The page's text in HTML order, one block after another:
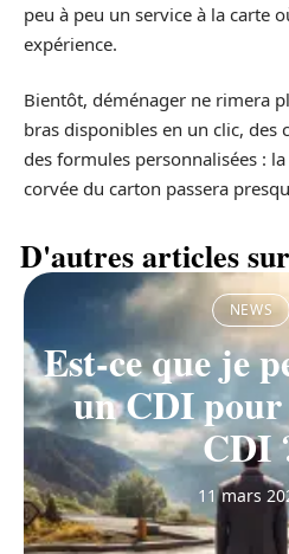
peu à peu un service à la carte
expérience.
Bientôt, déménager ne rimera
bras disponibles en un clic, des
des formules personnalisées :
corvée du carton passera
D'autres articles
NEWS
Est-ce que je
un CDI
CDI
11 mars